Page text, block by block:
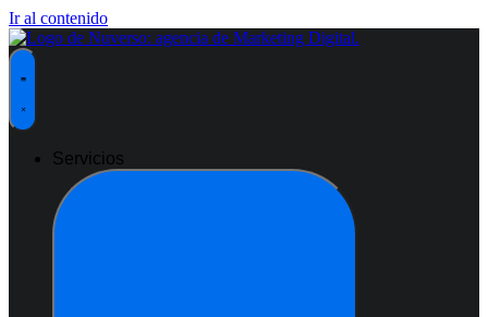
Ir al contenido
Servicios